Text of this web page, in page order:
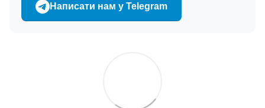
Написати нам у Telegram